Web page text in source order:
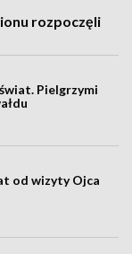
rozpoczęli
Pielgrzymi
od wizyty Ojca